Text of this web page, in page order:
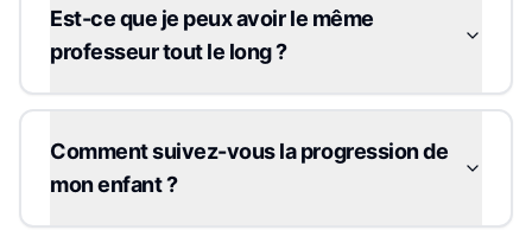
Est-ce que je peux avoir le même
professeur tout le long ?
Comment suivez-vous la progression de
mon enfant ?